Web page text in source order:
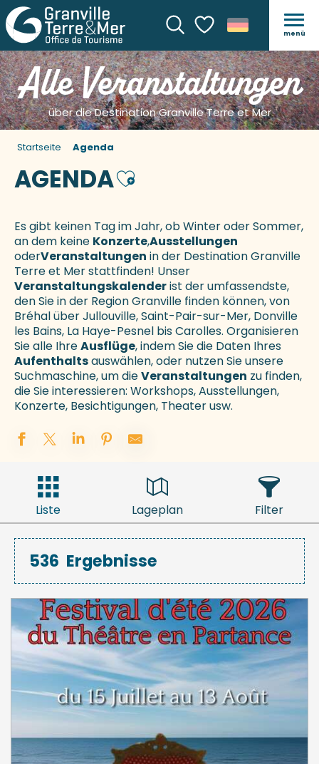
SucheVoir les favoris
menü
Alle Veranstaltungen
über die Destination Granville Terre et Mer
Startseite Agenda
AGENDAAjouter aux favoris
Es gibt keinen Tag im Jahr, ob Winter oder Sommer,
an dem keine Konzerte,Ausstellungen
oderVeranstaltungen in der Destination Granville
Terre et Mer stattfinden! Unser
Veranstaltungskalenderist der umfassendste,
den Sie in der Region Granville finden können, von
Bréhal über Jullouville, Saint-Pair-sur-Mer, Donville
les Bains, La Haye-Pesnel bis Carolles. Organisieren
Sie alle IhreAusflüge, indem Sie die Daten Ihres
Aufenthaltsauswählen, oder nutzen Sie unsere
Suchmaschine, um dieVeranstaltungen zu finden,
die Sie interessieren: Workshops, Ausstellungen,
Konzerte, Besichtigungen, Theater usw.
Liste Lageplan Filter
536 Ergebnisse